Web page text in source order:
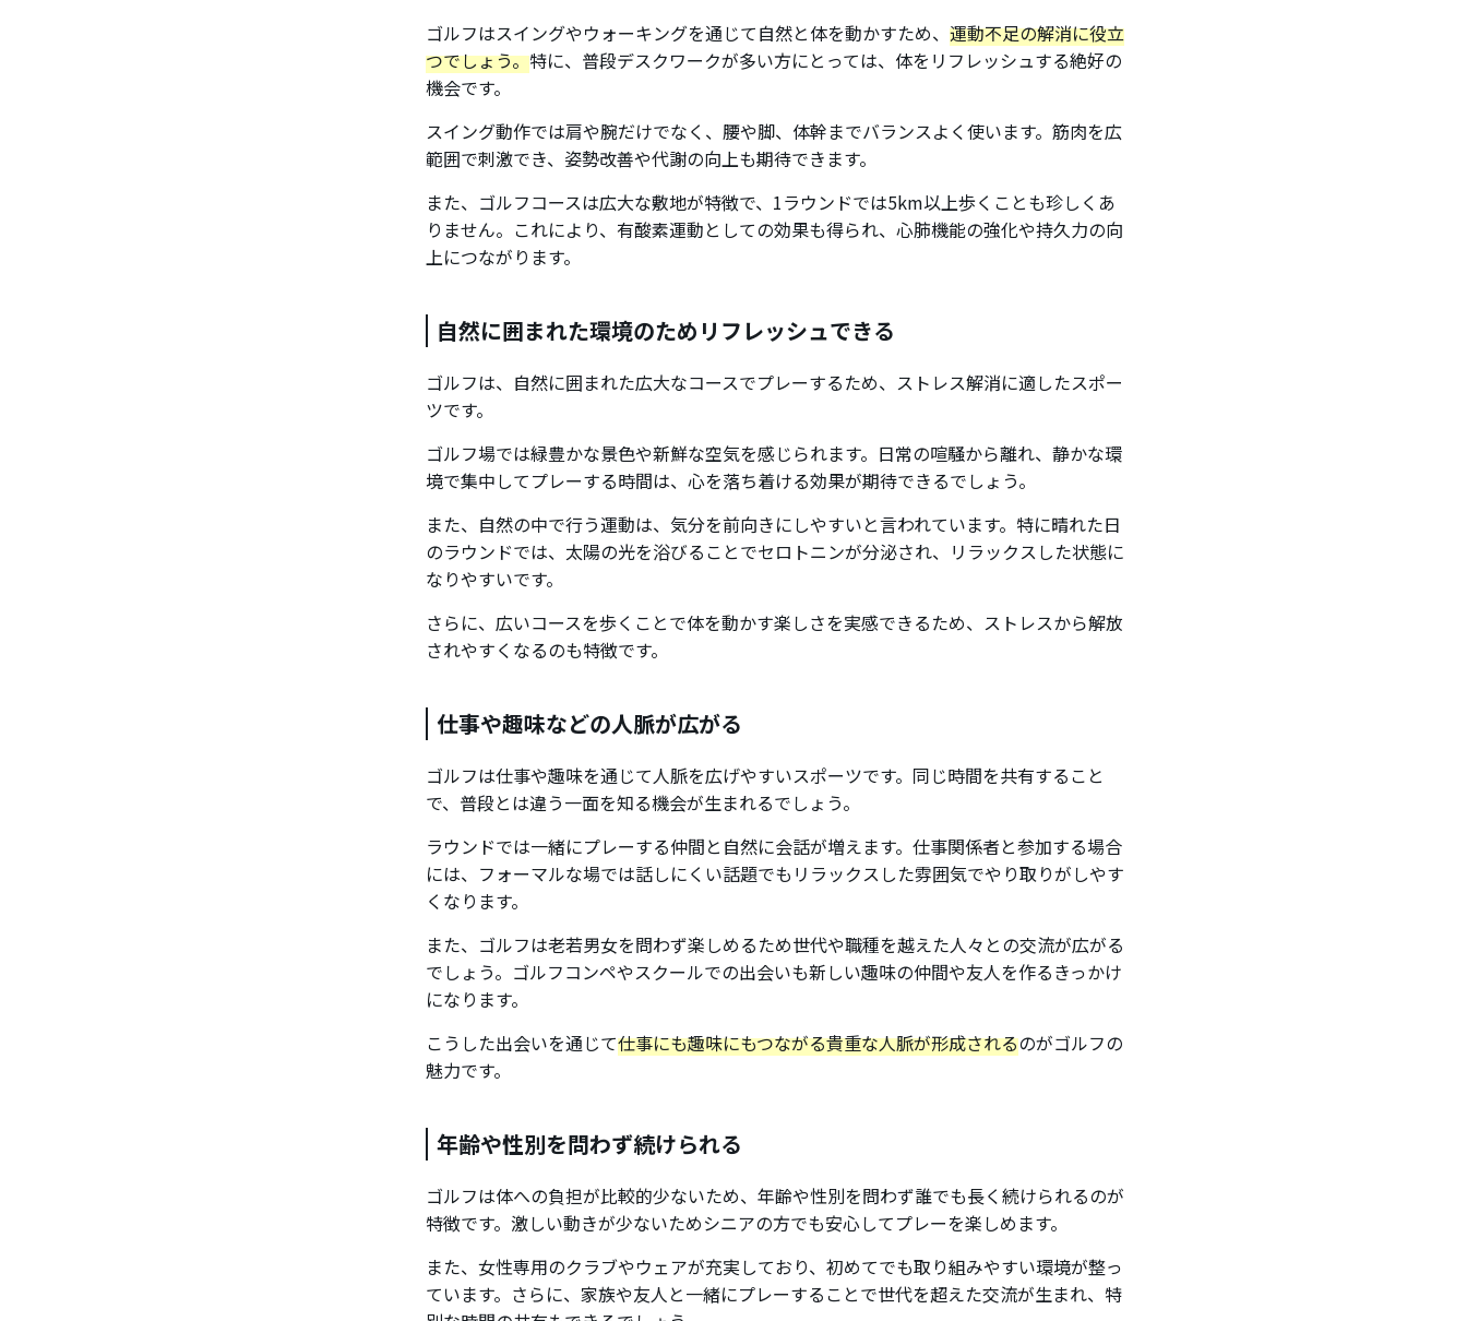
ゴルフはスイングやウォーキングを通じて自然と体を動かすため、 運動不足の解消に役立
つでしょう。特に、普段デスクワークが多い方にとっては、体をリフレッシュする絶好の
機会です。
スイング動作では肩や腕だけでなく、腰や脚、体幹までバランスよく使います。筋肉を広
範囲で刺激でき、姿勢改善や代謝の向上も期待できます。
また、ゴルフコースは広大な敷地が特徴で、1ラウンドでは5km以上歩くことも珍しくあ
りません。これにより、有酸素運動としての効果も得られ、心肺機能の強化や持久力の向
上につながります。
自然に囲まれた環境のためリフレッシュできる
ゴルフは、自然に囲まれた広大なコースでプレーするため、ストレス解消に適したスポー
ツです。
ゴルフ場では緑豊かな景色や新鮮な空気を感じられます。日常の喧騒から離れ、静かな環
境で集中してプレーする時間は、心を落ち着ける効果が期待できるでしょう。
また、自然の中で行う運動は、気分を前向きにしやすいと言われています。特に晴れた日
のラウンドでは、太陽の光を浴びることでセロトニンが分泌され、リラックスした状態に
なりやすいです。
さらに、広いコースを歩くことで体を動かす楽しさを実感できるため、ストレスから解放
されやすくなるのも特徴です。
仕事や趣味などの人脈が広がる
ゴルフは仕事や趣味を通じて人脈を広げやすいスポーツです。同じ時間を共有すること
で、普段とは違う一面を知る機会が生まれるでしょう。
ラウンドでは一緒にプレーする仲間と自然に会話が増えます。仕事関係者と参加する場合
には、フォーマルな場では話しにくい話題でもリラックスした雰囲気でやり取りがしやす
くなります。
また、ゴルフは老若男女を問わず楽しめるため世代や職種を越えた人々との交流が広がる
でしょう。ゴルフコンペやスクールでの出会いも新しい趣味の仲間や友人を作るきっかけ
になります。
こうした出会いを通じて仕事にも趣味にもつながる貴重な人脈が形成されるのがゴルフの
魅力です。
年齢や性別を問わず続けられる
ゴルフは体への負担が比較的少ないため、年齢や性別を問わず誰でも長く続けられるのが
特徴です。激しい動きが少ないためシニアの方でも安心してプレーを楽しめます。
また、女性専用のクラブやウェアが充実しており、初めてでも取り組みやすい環境が整っ
ています。さらに、家族や友人と一緒にプレーすることで世代を超えた交流が生まれ、特